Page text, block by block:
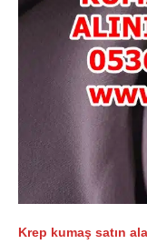
Krep kumaş satın